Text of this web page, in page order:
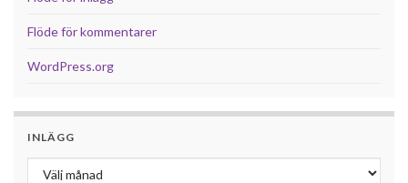
Flöde för kommentarer
WordPress.org
INLÄGG
Inlägg